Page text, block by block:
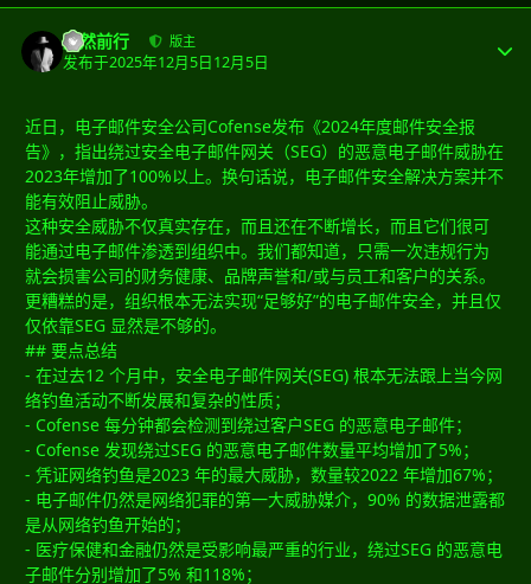
黯然前行 版主
发布于2025年12月5日12月5日
近日，电子邮件安全公司Cofense发布《2024年度邮件安全报
告》，指出绕过安全电子邮件网关（SEG）的恶意电子邮件威胁在
2023年增加了100%以上。换句话说，电子邮件安全解决方案并不
能有效阻止威胁。
这种安全威胁不仅真实存在，而且还在不断增长，而且它们很可
能通过电子邮件渗透到组织中。我们都知道，只需一次违规行为
就会损害公司的财务健康、品牌声誉和/或与员工和客户的关系。
更糟糕的是，组织根本无法实现“足够好”的电子邮件安全，并且仅
仅依靠SEG 显然是不够的。
## 要点总结
- 在过去12 个月中，安全电子邮件网关(SEG) 根本无法跟上当今网
络钓鱼活动不断发展和复杂的性质；
- Cofense 每分钟都会检测到绕过客户SEG 的恶意电子邮件；
- Cofense 发现绕过SEG 的恶意电子邮件数量平均增加了5%；
- 凭证网络钓鱼是2023 年的最大威胁，数量较2022 年增加67%；
- 电子邮件仍然是网络犯罪的第一大威胁媒介，90% 的数据泄露都
是从网络钓鱼开始的；
- 医疗保健和金融仍然是受影响最严重的行业，绕过SEG 的恶意电
子邮件分别增加了5% 和118%；